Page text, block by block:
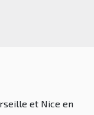
et Nice en